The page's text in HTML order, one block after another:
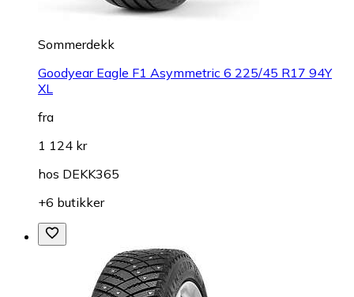
Sommerdekk
Goodyear Eagle F1 Asymmetric 6 225/45 R17 94Y
XL
fra
1 124 kr
hos DEKK365
+6 butikker